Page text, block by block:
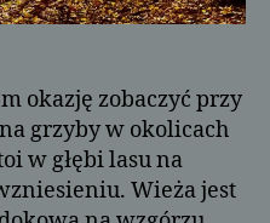
okazję zobaczyć przy
grzyby w okolicach
w głębi lasu na
Wieża jest